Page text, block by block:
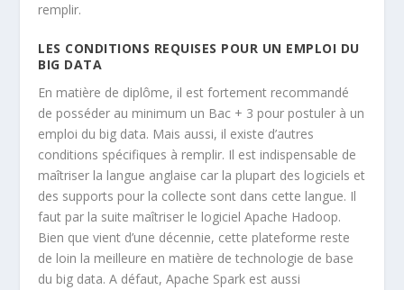
remplir.
LES CONDITIONS REQUISES POUR UN EMPLOI DU
BIG DATA
En matière de diplôme, il est fortement recommandé
de posséder au minimum un Bac + 3 pour postuler à un
emploi du big data. Mais aussi, il existe d’autres
conditions spécifiques à remplir. Il est indispensable de
maîtriser la langue anglaise car la plupart des logiciels et
des supports pour la collecte sont dans cette langue. Il
faut par la suite maîtriser le logiciel Apache Hadoop.
Bien que vient d’une décennie, cette plateforme reste
de loin la meilleure en matière de technologie de base
du big data. A défaut, Apache Spark est aussi